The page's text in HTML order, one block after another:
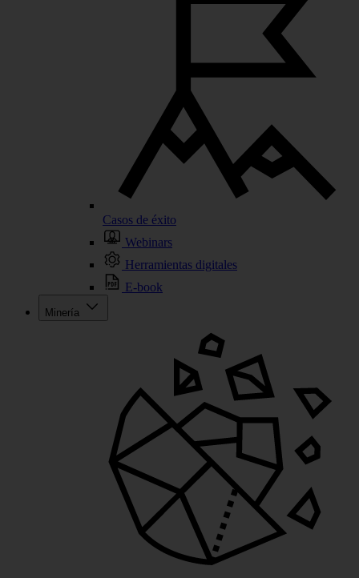
Casos de éxito
Webinars
Herramientas digitales
E-book
Minería